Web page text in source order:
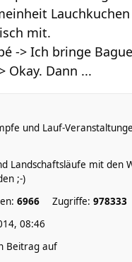
mit.
-> Ich bringe
Okay. Dann ...
und Lauf-
Landschaftsläufe mit den
;-)
6966 Zugriffe: 978333
08:46
Beitrag auf